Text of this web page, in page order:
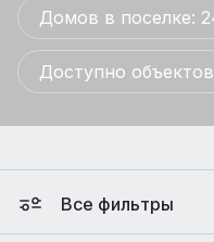
Домов в поселке:
Доступно
Все фильтры